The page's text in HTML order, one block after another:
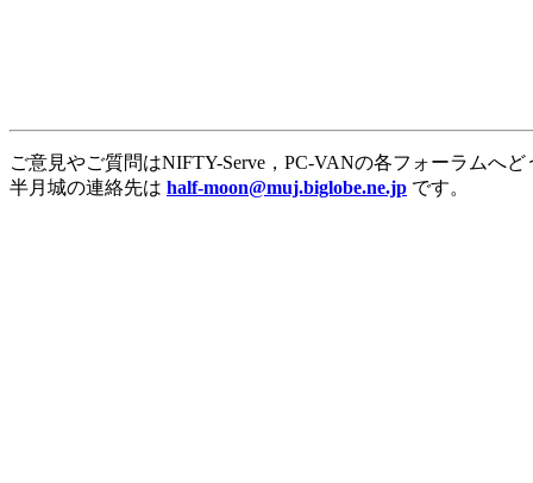
ご意見やご質問はNIFTY-Serve，PC-VANの各フォーラムへど
半月城の連絡先は half-moon@muj.biglobe.ne.jp です。